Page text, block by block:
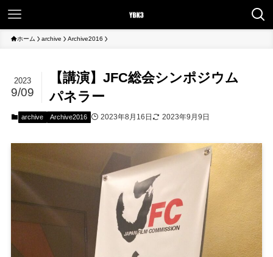
ホーム archive Archive2016
【講演】JFC総会シンポジウム
パネラー
2023
9/09
archive Archive2016 2023年8月16日 2023年9月9日